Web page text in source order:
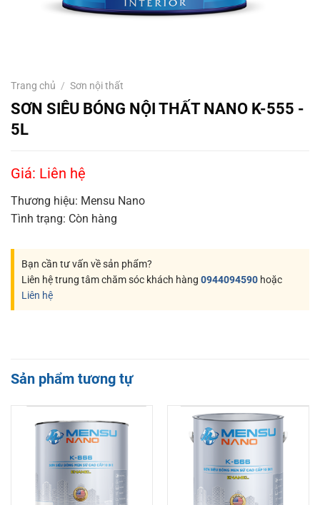
Trang chủ / Sơn nội thất
SƠN SIÊU BÓNG NỘI THẤT NANO K-555 -
5L
Giá: Liên hệ
Thương hiệu: Mensu Nano
Tình trạng: Còn hàng
Bạn cần tư vấn về sản phẩm?
Liên hệ trung tâm chăm sóc khách hàng 0944094590 hoặc
Liên hệ
Sản phẩm tương tự